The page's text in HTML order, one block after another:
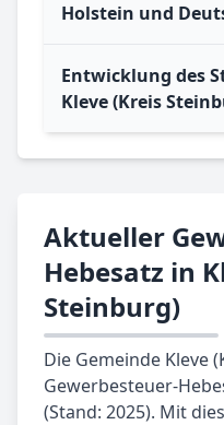
Holstein und
Entwicklung des
Kleve (Kreis
Aktueller
Hebesatz in
Steinburg)
Die Gemeinde Kleve
Gewerbesteuer-
(Stand: 2025). Mit